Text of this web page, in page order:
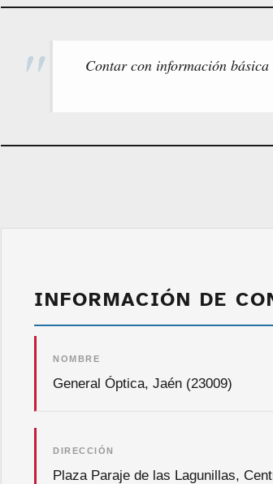
Contar con información
INFORMACIÓN DE
NOMBRE
General Óptica, Jaén (23009)
DIRECCIÓN
Plaza Paraje de las Lagunillas,